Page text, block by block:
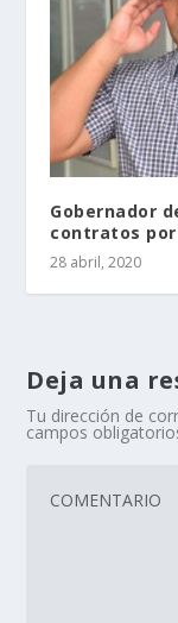
Gobernador
contratos
28 abril, 2020
Deja una
Tu dirección de
campos